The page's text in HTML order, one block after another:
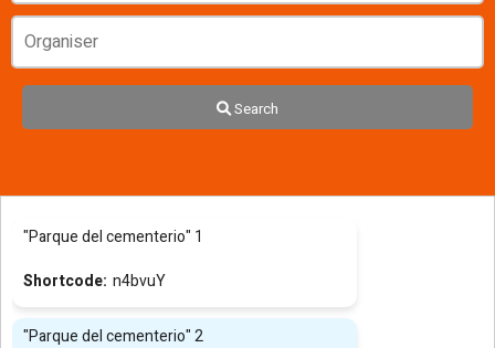
Search
"Parque del cementerio" 1
n4bvuY
"Parque del cementerio" 2